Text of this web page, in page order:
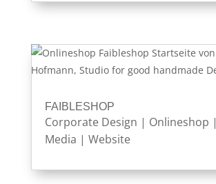
FAIBLESHOP
Corporate Design | Onlineshop |
Media | Website